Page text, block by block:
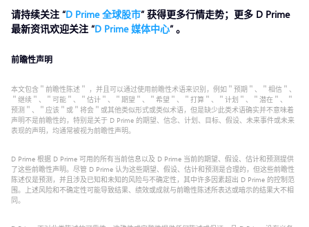
请持续关注 “D Prime 全球股市” 获得更多行情走势；更多 D Prime
最新资讯欢迎关注 “D Prime 媒体中心” 。
前瞻性声明
本文包含＂前瞻性陈述＂ ，并且可以通过使用前瞻性术语来识别，例如＂预期＂、＂相信＂、
＂继续＂、＂可能＂、＂估计＂、＂期望＂、＂希望＂、＂打算＂、＂计划＂、＂潜在＂、＂
预测＂、＂应该＂或＂将会＂或其他类似形式或类似术语，但是缺少此类术语确实并不意味着
声明不是前瞻性的，特别是关于 D Prime 的期望、信念、计划、目标、假设、未来事件或未来
表现的声明，均通常被视为前瞻性声明。
D Prime 根据 D Prime 可用的所有当前信息以及 D Prime 当前的期望、假设、估计和预测提供
了这些前瞻性声明。尽管 D Prime 认为这些期望、假设、估计和预测是合理的，但这些前瞻性
陈述仅是预测，并且涉及已知和未知的风险与不确定性，其中许多因素超出 D Prime 的控制范
围。上述风险和不确定性可能导致结果、绩效或成就与前瞻性陈述所表达或暗示的结果大不相
同。